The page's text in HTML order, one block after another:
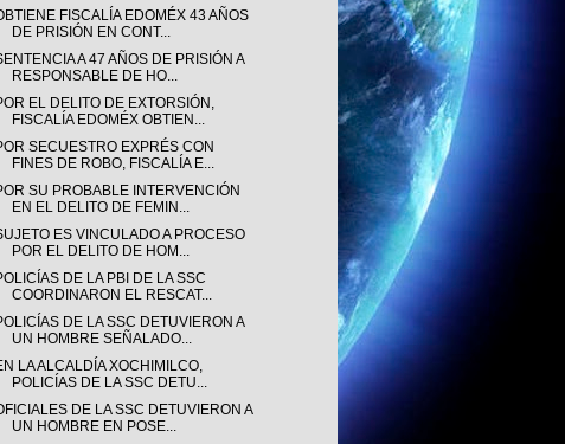
FISCALÍA EDOMÉX 43 AÑOS
DE PRISIÓN EN CONT...
A 47 AÑOS DE PRISIÓN A
RESPONSABLE DE HO...
EL DELITO DE EXTORSIÓN,
FISCALÍA EDOMÉX OBTIEN...
SECUESTRO EXPRÉS CON
FINES DE ROBO, FISCALÍA E...
SU PROBABLE INTERVENCIÓN
EN EL DELITO DE FEMIN...
ES VINCULADO A PROCESO
POR EL DELITO DE HOM...
DE LA PBI DE LA SSC
COORDINARON EL RESCAT...
DE LA SSC DETUVIERON A
UN HOMBRE SEÑALADO...
LA ALCALDÍA XOCHIMILCO,
POLICÍAS DE LA SSC DETU...
DE LA SSC DETUVIERON A
UN HOMBRE EN POSE...